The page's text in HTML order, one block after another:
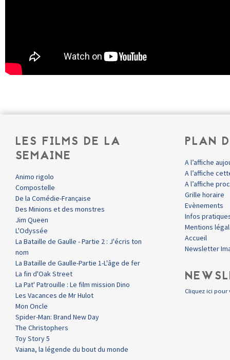
LES FILMS DE LA
SEMAINE
Animo rigolo
Compostelle
De la Comédie-Française
Des Minions et des monstres
Jim Queen
L'Odyssée
La Bataille de Gaulle - Partie 2 : J'écris ton
nom
La Bataille de Gaulle-Partie 1-L'âge de fer
La fin d'Oak Street
La Pat' Patrouille : Le film mission Dino
Les Vacances de Mr Hulot
Mon Oncle
Spider-Man: Brand New Day
The Christophers
Toy Story 5
Vaiana, la légende du bout du monde
PLAN
A l’affiche
A l’affiche
A l’affiche
Grille horaire
Evènements
Infos
Mentions
Accueil
Newsletter
Cliquez ici pour